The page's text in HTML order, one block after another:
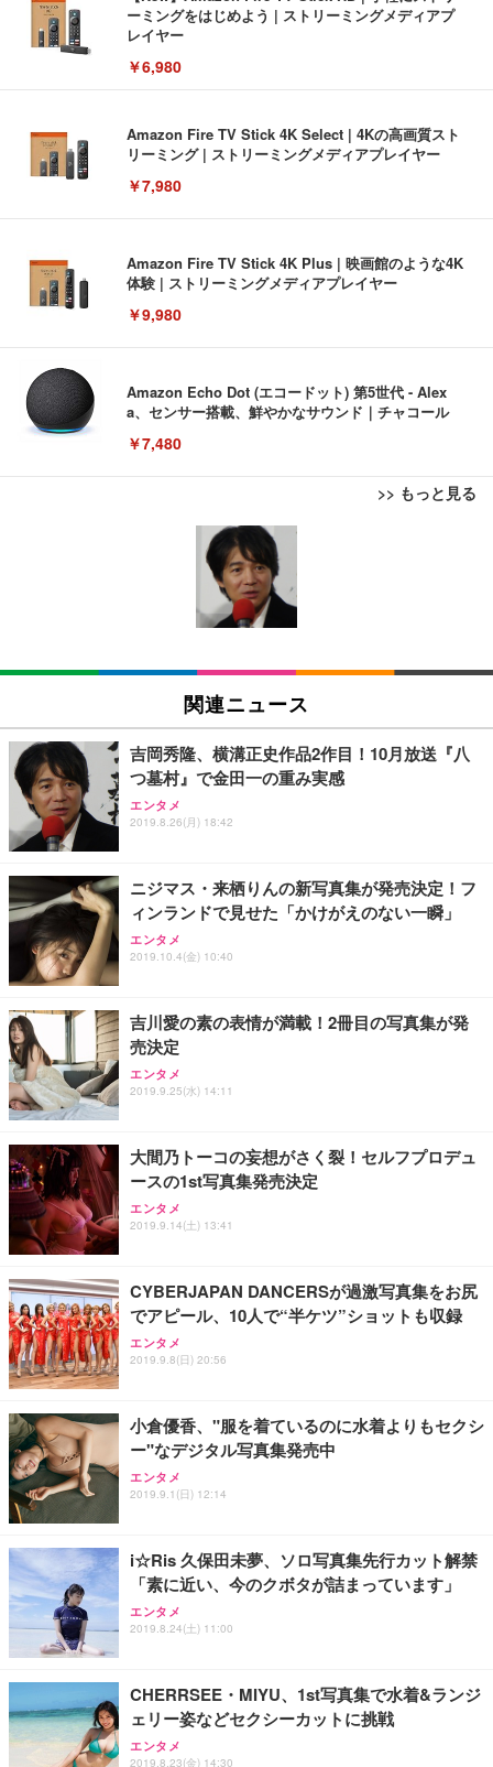
ーミングをはじめよう | ストリーミングメディアプ
レイヤー
￥6,980
Amazon Fire TV Stick 4K Select | 4Kの高画質スト
リーミング | ストリーミングメディアプレイヤー
￥7,980
Amazon Fire TV Stick 4K Plus | 映画館のような4K
体験 | ストリーミングメディアプレイヤー
￥9,980
Amazon Echo Dot (エコードット) 第5世代 - Alex
a、センサー搭載、鮮やかなサウンド｜チャコール
￥7,480
>> もっと見る
[EdoErgo] オフィスチェア 椅子 テレワーク 疲れな
い 跳ね上げ式アームレスト コンパクト 約105度ロッ
キング pc 事務椅子 360度回転 座面昇降 強化ナイロ
ン樹脂ベース 通気性メッシュ 在宅ワーク H-WY01
(黒網+黒枠+黒足)
SIHOO B100 オフィスチェア／デスクチェア メッシ
ュチェア 人間工学 疲れない ブラック
￥27,999
Sezlife オフィスチェア デスクチェア 疲れない テレ
ワーク チェア 強化バックレスト 30度ロッキング機
能 人間工学 椅子 腰サポート 90度跳ね上げ式アーム
ョン PCチェア 通気性メッシュ ゲーミング/勉強/事
務用 おしゃれ パソコンチェア (ブラック)
Sezlife オフィスチェア デスクチェア 疲れない テレ
ワーク チェア 強化バックレスト 30度ロッキング機
能 人間工学 椅子 腰サポート 90度跳ね上げ式アーム
務用 おしゃれ パソコンチェア (ホワイト)
ANDWINT オフィスチェア デスクチェア 肘なし メ
ッシュ 通気性 ランバーサポート付き 腰サポート ガ
ス圧無段階昇降 360度回転 キャスター付き コンパク
EIZO ビジネス向けプレミアムモニター | FlexScan
EV3240X-WT | 31.5型4K UHD・USB Type-C・ホワ
￥105,595
EIZO ビジネス向けプレミアムモニター | FlexScan
￥109,572
【純正品】27"ゲーミングモニター DualSense 充電
フック付き（CFI-ZDM1J）
【整備済み品】Dell E2724HS 27インチ 液晶モニタ
ー フルHD（1920×1080）VA 非光沢 HDMI/DisplayP
ort/VGA スピーカー内蔵 高さ調整 スイベル VESA対
【MiniLED/24.5inch/280Hz/FHD】GRAPHT THE S
HOOTER Gaming Monitor 24” Essential ゲーミン
グモニター QD 24.5インチ 1ms FHD 量子ドット 残
Amazonベーシック ペットシーツ 薄型 レギュラー 1
回使い捨て 無香料 ホワイト 300枚
Amazonベーシック ペットシーツ 厚型 ワイド 42枚
x2袋(84枚) ホワイト(吸収面:ライトブルー)
￥3,234
ネオ・ルーライフ ネオ・オムツ L 中型犬用 26枚入
り 単品
Smart Basic(スマートベーシック) 【Amazon.co.jp
限定】 Smart Basic アイリスオーヤマ ペットシーツ
超厚型 お徳用 ワイド 100枚入 (x 1) (ケース販売)
アイリスオーヤマ ペットシーツ 超厚型 お徳用 レギ
ュラー 200枚入【Amazon.co.jp限定】
関連ニュース
吉岡秀隆、横溝正史作品2作目！10月放送『八
つ墓村』で金田一の重み実感
エンタメ
2019.8.26(月) 18:42
ニジマス・来栖りんの新写真集が発売決定！フ
ィンランドで見せた「かけがえのない一瞬」
エンタメ
2019.10.4(金) 10:40
吉川愛の素の表情が満載！2冊目の写真集が発
売決定
エンタメ
2019.9.25(水) 14:11
大間乃トーコの妄想がさく裂！セルフプロデュ
ースの1st写真集発売決定
エンタメ
2019.9.14(土) 13:41
CYBERJAPAN DANCERSが過激写真集をお尻
でアピール、10人で“半ケツ”ショットも収録
エンタメ
2019.9.8(日) 20:56
小倉優香、"服を着ているのに水着よりもセクシ
ー"なデジタル写真集発売中
エンタメ
2019.9.1(日) 12:14
i☆Ris 久保田未夢、ソロ写真集先行カット解禁
「素に近い、今のクボタが詰まっています」
エンタメ
2019.8.24(土) 11:00
CHERRSEE・MIYU、1st写真集で水着&ランジ
ェリー姿などセクシーカットに挑戦
エンタメ
2019.8.23(金) 14:30